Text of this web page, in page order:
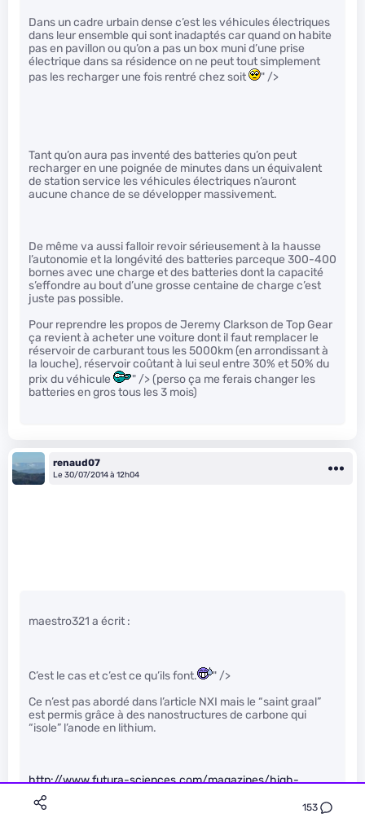
153
Dans un cadre urbain dense c’est les véhicules électriques
dans leur ensemble qui sont inadaptés car quand on habite
pas en pavillon ou qu’on a pas un box muni d’une prise
électrique dans sa résidence on ne peut tout simplement
pas les recharger une fois rentré chez soit
" />
Tant qu’on aura pas inventé des batteries qu’on peut
recharger en une poignée de minutes dans un équivalent
de station service les véhicules électriques n’auront
aucune chance de se développer massivement.
De même va aussi falloir revoir sérieusement à la hausse
l’autonomie et la longévité des batteries parceque 300-400
bornes avec une charge et des batteries dont la capacité
s’effondre au bout d’une grosse centaine de charge c’est
juste pas possible.
Pour reprendre les propos de Jeremy Clarkson de Top Gear
ça revient à acheter une voiture dont il faut remplacer le
réservoir de carburant tous les 5000km (en arrondissant à
la louche), réservoir coûtant à lui seul entre 30% et 50% du
prix du véhicule
" /> (perso ça me ferais changer les
batteries en gros tous les 3 mois)
renaud07
Le 30/07/2014 à 12h04
maestro321 a écrit :
C’est le cas et c’est ce qu’ils font.
" />
Ce n’est pas abordé dans l’article NXI mais le “saint graal”
est permis grâce à des nanostructures de carbone qui
“isole” l’anode en lithium.
http://www.futura-sciences.com/magazines/high-
tech/infos/actu/d/technologie-auto…